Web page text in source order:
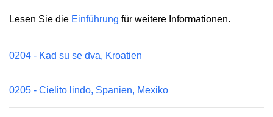
Lesen Sie die Einführung für weitere Informationen.
0204 - Kad su se dva, Kroatien
0205 - Cielito lindo, Spanien, Mexiko